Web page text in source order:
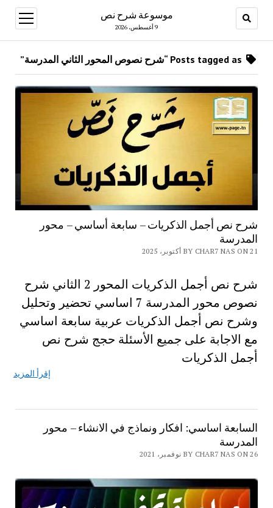
موسوعة شرح نص
9 أغسطس، 2026
open
menu
شرح نص أجمل الذكريات – سابعة أساسي – محور
المدرسة
BY CHAR7 NAS ON 21 أكتوبر، 2025
شرح نص أجمل الذكريات المحور 2 الثاني شرح
نصوص محور المدرسة 7 اساسي تحضير وتحليل
وشرح نص أجمل الذكريات عربية سابعة اساسي
مع الاجابة على جميع الأسئلة حجج شرح نص
أجمل الذكريات
إقرأ المزيد
السابعة اساسي: افكار ونماذج في الانشاء – محور
المدرسة
BY CHAR7 NAS ON 26 نوفمبر، 2021